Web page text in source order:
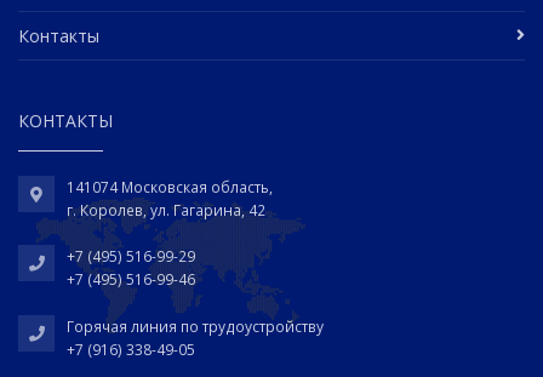
Контакты
КОНТАКТЫ
141074 Московская область,
г. Королев, ул. Гагарина, 42
+7 (495) 516-99-29
+7 (495) 516-99-46
Горячая линия по трудоустройству
+7 (916) 338-49-05